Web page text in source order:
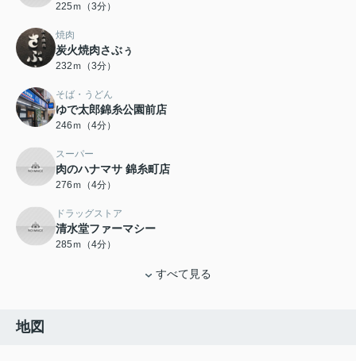
225ｍ（3分）
焼肉
炭火焼肉さぶぅ
232ｍ（3分）
そば・うどん
ゆで太郎錦糸公園前店
246ｍ（4分）
スーパー
肉のハナマサ 錦糸町店
276ｍ（4分）
ドラッグストア
清水堂ファーマシー
285ｍ（4分）
すべて見る
地図